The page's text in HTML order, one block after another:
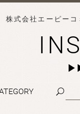
株式会社エーピー